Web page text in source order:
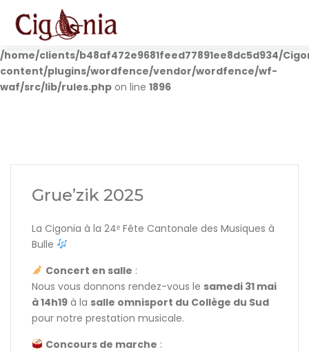
Deprecated: preg_replace(): Passing null to parameter #3
($subject) of type array|string is deprecated in
/home/clients/b48af472e9681feed77891ee8dc5d934/
content/plugins/wordfence/vendor/wordfence/wf-
waf/src/lib/rules.php on line 1896
Grue’zik 2025
La Cigonia à la 24ᵉ Fête Cantonale des Musiques à
Bulle
Concert en salle :
Nous vous donnons rendez-vous le samedi 31 mai
à 14h19 à la salle omnisport du Collège du Sud
pour notre prestation musicale.
Concours de marche :